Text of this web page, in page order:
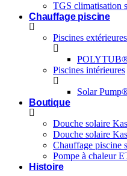
TGS climatisation
Chauffage piscine
Piscines extérieures
POLYTUB®
Piscines intérieures
Solar
Boutique
Douche solaire
Douche solaire
Chauffage piscine
Pompe à chaleur
Histoire
RE